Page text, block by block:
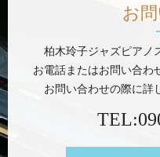
お
柏木玲子ジャズピアノ
お電話またはお問い合わ
お問い合わせの際に詳
TEL: